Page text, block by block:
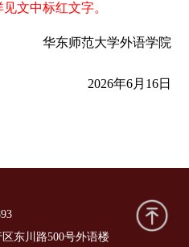
文中标红文字。
华东师范大学外语学院
2026年6月16日
东川路500号外语楼